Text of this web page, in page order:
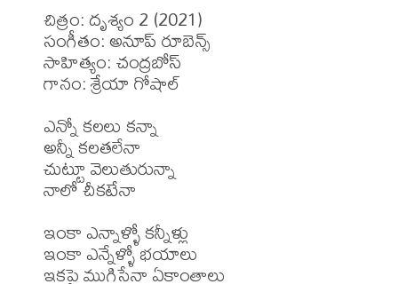
చిత్రం: దృశ్యం 2 (2021)
సంగీతం: అనూప్ రూబెన్స్
సాహిత్యం: చంద్రబోస్
గానం: శ్రేయా గోషాల్
ఎన్నో కలలు కన్నా
అన్నీ కలతలేనా
చుట్టూ వెలుతురున్నా
నాలో చీకటేనా
ఇంకా ఎన్నాళ్ళో కన్నీళ్లు
ఇంకా ఎన్నేళ్ళో భయాలు
ఇకపై ముగిసేనా ఏకాంతాలు